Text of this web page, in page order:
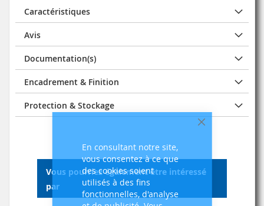
Fermer
En consultant notre site,
vous consentez à ce que
des cookies soient
utilisés à des fins
fonctionnelles, d'analyse
Caractéristiques
Avis
Documentation(s)
Encadrement & Finition
Protection & Stockage
Vous pourriez également être intéressé
par